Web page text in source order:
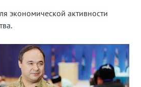
экономической активности